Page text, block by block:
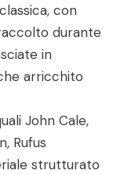
con
durante
in
arricchito
John Cale,
Rufus
strutturato